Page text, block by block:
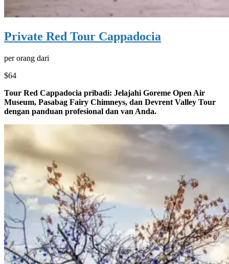
Private Red Tour Cappadocia
per orang dari
$64
Tour Red Cappadocia pribadi: Jelajahi Goreme Open Air
Museum, Pasabag Fairy Chimneys, dan Devrent Valley Tour
dengan panduan profesional dan van Anda.